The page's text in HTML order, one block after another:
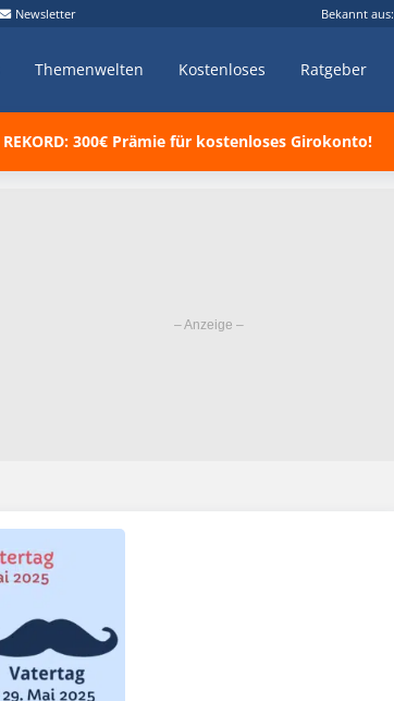
Newsletter Bekannt aus:
Themenwelten Kostenloses Ratgeber
REKORD: 300€ Prämie für kostenloses Girokonto!